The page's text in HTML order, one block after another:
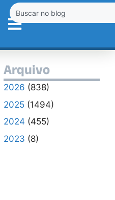
Arquivo
2026 (838)
2025(1494)
2024 (455)
2023 (8)